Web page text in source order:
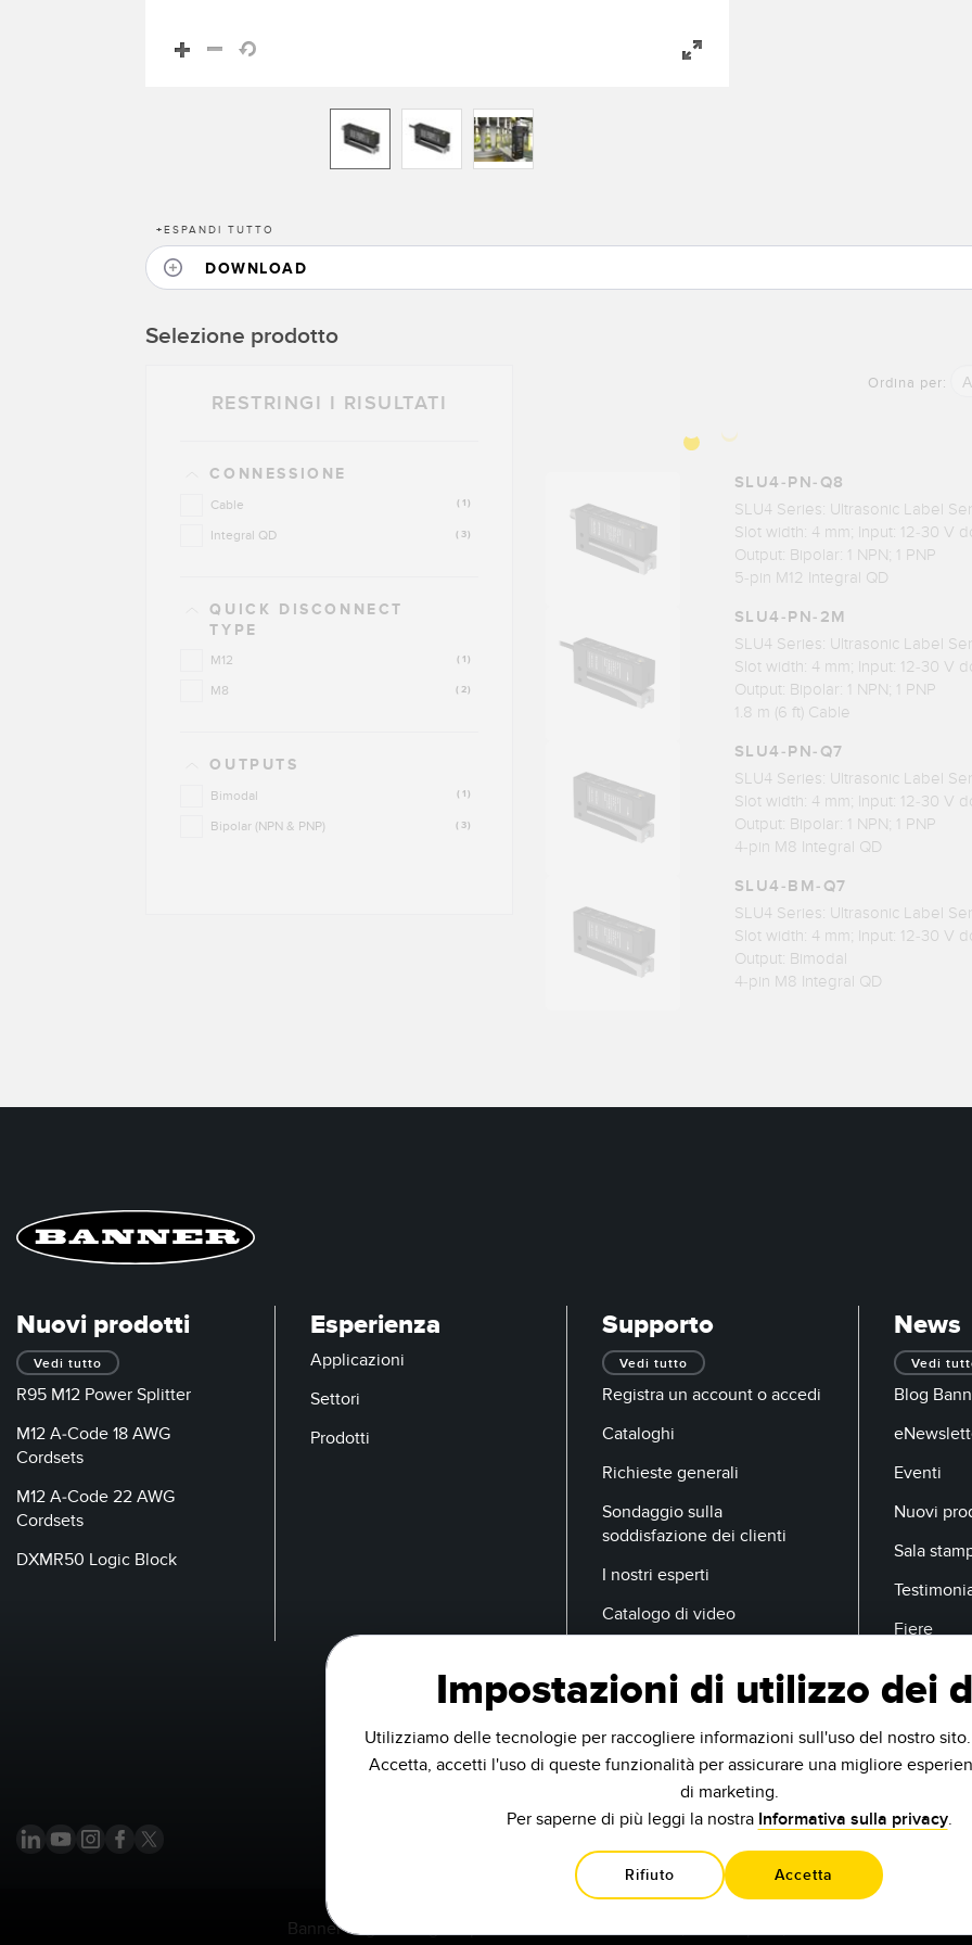
+ESPANDI TUTTO
DOWNLOAD
Selezione prodotto
RESTRINGI I RISULTATI
CONNESSIONE
(1)
Cable
(3)
Integral QD
QUICK DISCONNECT
TYPE
(1)
M12
(2)
M8
OUTPUTS
(1)
Bimodal
(3)
Bipolar (NPN & PNP)
Ordina per:
SLU4-PN-Q8
SLU4 Series: Ultrasonic Label
Slot width: 4 mm; Input: 12-30 V
Output: Bipolar: 1 NPN; 1 PNP
5-pin M12 Integral QD
SLU4-PN-2M
SLU4 Series: Ultrasonic Label
Slot width: 4 mm; Input: 12-30 V
Output: Bipolar: 1 NPN; 1 PNP
1.8 m (6 ft) Cable
SLU4-PN-Q7
SLU4 Series: Ultrasonic Label
Slot width: 4 mm; Input: 12-30 V
Output: Bipolar: 1 NPN; 1 PNP
4-pin M8 Integral QD
SLU4-BM-Q7
SLU4 Series: Ultrasonic Label
Slot width: 4 mm; Input: 12-30 V
Output: Bimodal
4-pin M8 Integral QD
Nuovi prodotti
Vedi tutto
R95 M12 Power Splitter
M12 A-Code 18 AWG
Cordsets
M12 A-Code 22 AWG
Cordsets
DXMR50 Logic Block
Esperienza
Applicazioni
Settori
Prodotti
Supporto
Vedi tutto
Registra un account o accedi
Cataloghi
Richieste generali
Sondaggio sulla
soddisfazione dei clienti
I nostri esperti
Catalogo di video
News
Vedi
Blog
Eventi
Nuovi
Sala
Fiere
E-Mail
Banner Engineering Corp. 9714 10th Ave N Minneapolis, MN 55441 USA
Impostazioni di utilizzo dei
Utilizziamo delle tecnologie per raccogliere informazioni sull'uso del nostro
Accetta, accetti l'uso di queste funzionalità per assicurare una migliore
di marketing.
Per saperne di più leggi la nostra Informativa sulla privacy.
Rifiuto Accetta